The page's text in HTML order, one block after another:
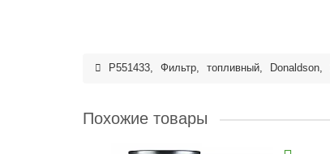
P551433, Фильтр, топливный, Donaldson,
Похожие товары